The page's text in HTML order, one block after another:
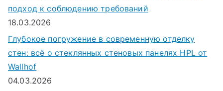
подход к соблюдению требований
18.03.2026
Глубокое погружение в современную отделку
стен: всё о стеклянных стеновых панелях HPL от
Wallhof
04.03.2026